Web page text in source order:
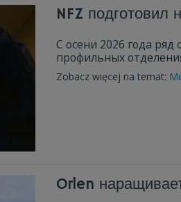
NFZ
С осени 2026 года
профильных
Zobacz więcej na temat:
Orlen